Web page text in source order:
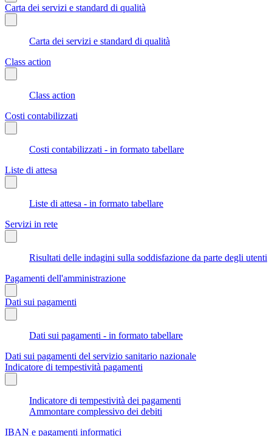
Carta dei servizi e standard di qualità
Carta dei servizi e standard di qualità
Class action
Class action
Costi contabilizzati
Costi contabilizzati - in formato tabellare
Liste di attesa
Liste di attesa - in formato tabellare
Servizi in rete
Risultati delle indagini sulla soddisfazione da parte degli utenti
Pagamenti dell'amministrazione
Dati sui pagamenti
Dati sui pagamenti - in formato tabellare
Dati sui pagamenti del servizio sanitario nazionale
Indicatore di tempestività pagamenti
Indicatore di tempestività dei pagamenti
Ammontare complessivo dei debiti
IBAN e pagamenti informatici